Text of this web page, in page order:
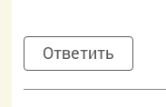
Ответить